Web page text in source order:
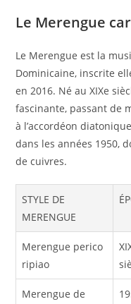
Le Merengue
Le Merengue est la
Dominicaine, inscrite
en 2016. Né au XIXe
fascinante, passant de
à l’accordéon
dans les années 1950,
de cuivres.
STYLE DE
MERENGUE
Merengue perico
ripiao
Merengue de